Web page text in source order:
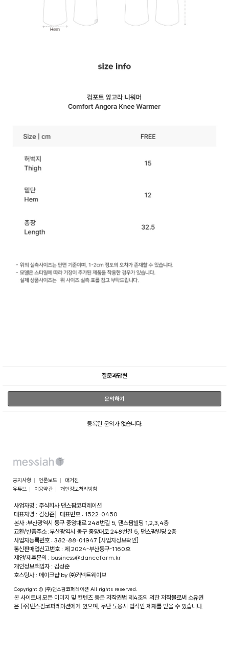
질문과답변
문의하기
등록된 문의가 없습니다.
공지사항 언론보도
매거진
유튜브
이용약관 개인정보처리방침
사업자명 : 주식회사 댄스팜코퍼레이션
대표자명 : 김성준│
대표번호 : 1522-0450
본사 :부산광역시 동구 중앙대로 248번길 5, 댄스팜빌딩 1,2,3,4층
교환/반품주소 :부산광역시 동구 중앙대로 248번길 5, 댄스팜빌딩 2층
사업자등록번호 : 382-88-01947 [사업자정보확인]
통신판매업신고번호 : 제 2024-부산동구-1160호
제안/제휴문의 : business@dancefarm.kr
개인정보책임자 : 김성준
호스팅사 : 메이크샵 by ㈜커넥트웨이브
Copyright © (주)댄스팜코퍼레이션 All rights reserved.
본 사이트내 모든 이미지 및 컨텐츠 등은 저작권법 제4조의 의한 저작물로써 소유권
은 (주)댄스팜코퍼레이션에게 있으며, 무단 도용시 법적인 제재를 받을 수 있습니다.